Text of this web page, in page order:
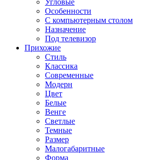
Угловые
Особенности
С компьютерным столом
Назначение
Под телевизор
Прихожие
Стиль
Классика
Современные
Модерн
Цвет
Белые
Венге
Светлые
Темные
Размер
Малогабаритные
Форма